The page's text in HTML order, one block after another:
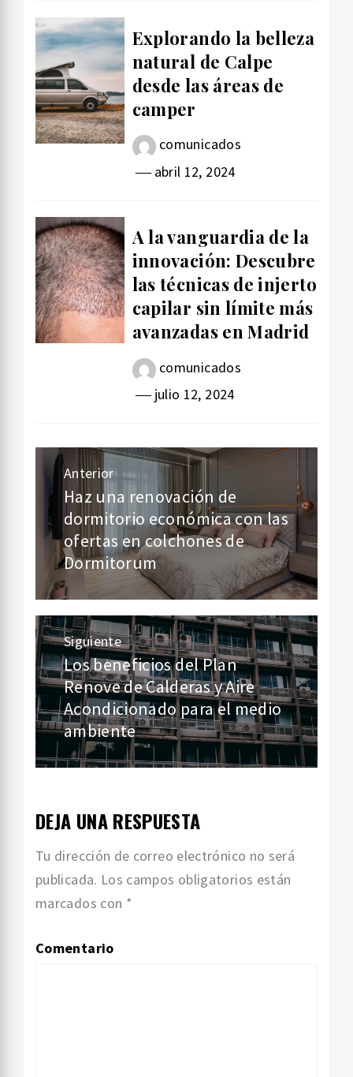
Explorando la belleza
natural de Calpe
desde las áreas de
camper
comunicados
abril 12, 2024
A la vanguardia de la
innovación: Descubre
las técnicas de injerto
capilar sin límite más
avanzadas en Madrid
comunicados
julio 12, 2024
Navegación
de
entradas
Anterior
Entrada
anterior:
Haz una renovación de
dormitorio económica con las
ofertas en colchones de
Dormitorum
Siguiente
Entrada
siguiente:
Los beneficios del Plan
Renove de Calderas y Aire
Acondicionado para el medio
ambiente
DEJA UNA RESPUESTA
Tu dirección de correo electrónico no será
publicada. Los campos obligatorios están
marcados con *
Comentario